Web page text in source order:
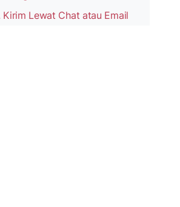
Kirim Lewat Chat atau Email